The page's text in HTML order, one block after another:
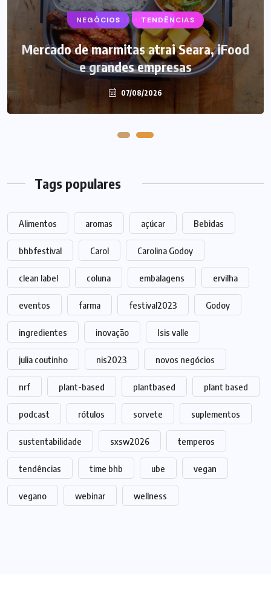
SUPLEMENTOS
Caffeine Army lança campanha para o
Dia dos Pais
07/08/2026
Tags populares
Alimentos aromas açúcar Bebidas
bhbfestival Carol Carolina Godoy
clean label coluna embalagens ervilha
eventos farma festival2023 Godoy
ingredientes inovação Isis valle
julia coutinho nis2023 novos negócios
nrf plant-based plantbased plant based
podcast rótulos sorvete suplementos
sustentabilidade sxsw2026 temperos
tendências time bhb ube vegan
vegano webinar wellness